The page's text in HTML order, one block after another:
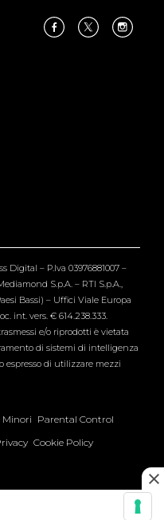
Digital – P.Iva 03976881007 –
S.p.A. – RTI S.p.A.,
Bassi) – Uffici Viale Europa
int. vers. € 614.238.333.
e/o riprodotti è vietata
di sistemi di intelligenza
espresso di utilizzare mezzi
Minori Parental Control
Cookie Policy